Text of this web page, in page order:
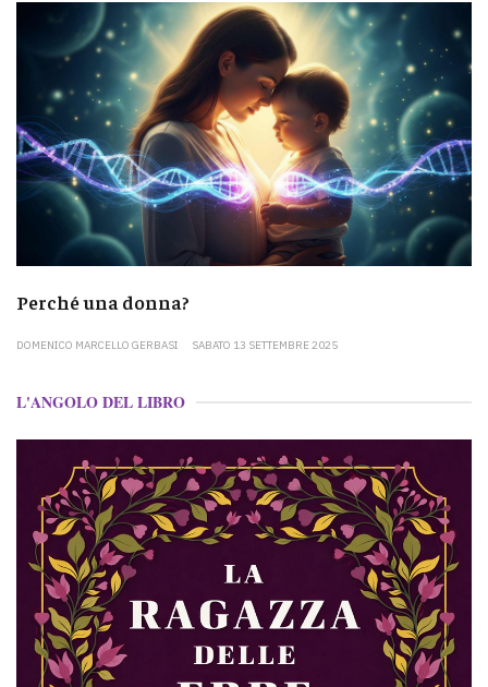
Perché una donna?
DOMENICO MARCELLO GERBASI SABATO 13 SETTEMBRE 2025
L'ANGOLO DEL LIBRO